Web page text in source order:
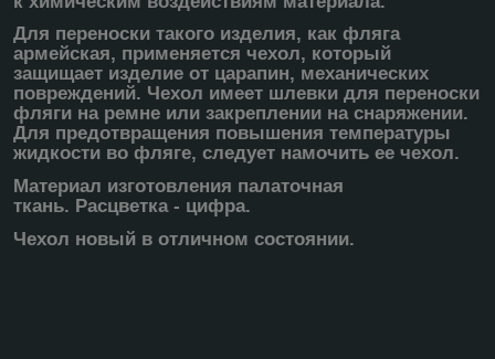
Для переноски такого изделия, как фляга
армейская, применяется чехол, который
защищает изделие от царапин, механических
повреждений. Чехол имеет шлевки для переноски
фляги на ремне или закреплении на снаряжении.
Для предотвращения повышения температуры
жидкости во фляге, следует намочить ее чехол.
Материал изготовления палаточная
ткань. Расцветка - цифра.
Чехол новый в отличном состоянии.